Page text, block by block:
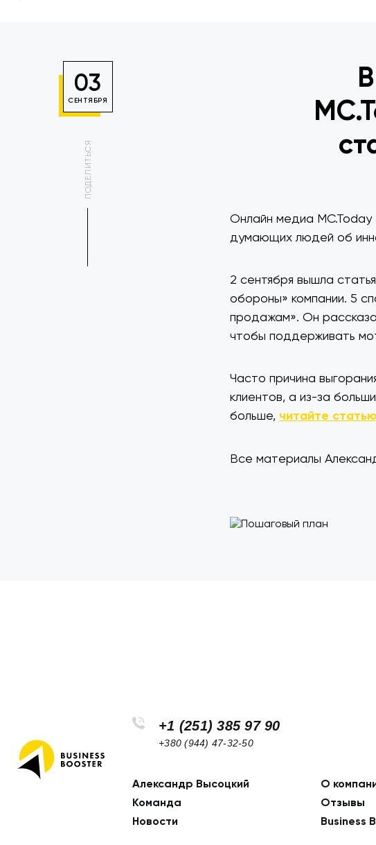
03
СЕНТЯБРЯ
ПОДЕЛИТЬСЯ
Онлайн медиа MC.Today
думающих людей об
2 сентября вышла
обороны» компании. 5
продажам». Он
чтобы поддерживать
Часто причина
клиентов, а из-за
больше, читайте
Все материалы
+1 (251) 385 97 90
+380 (944) 47-32-50
Footer
navigation
Александр Высоцкий
О
Команда
Отзывы
Новости
Business